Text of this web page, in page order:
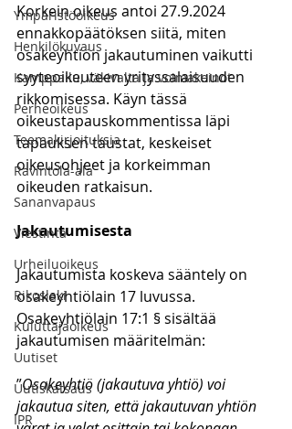
Ympäristöoikeus
Henkilökuvaus
Kamppailu, väkivalta ja voimakeinot
Perheoikeus
Teemakirjoituksia
Ravintola-ala
Sananvapaus
Viestintä
Urheiluoikeus
Rikoslaki
Kuluttajaoikeus
Uutiset
Uutiskatsaus
IPR
Korkein oikeus antoi 27.9.2024
ennakkopäätöksen siitä, miten
osakeyhtiön jakautuminen vaikutti
syyteoikeuteen yrityssalaisuuden
rikkomisessa. Käyn tässä
oikeustapauskommentissa läpi
tapauksen taustat, keskeiset
oikeusohjeet ja korkeimman
oikeuden ratkaisun.
Jakautumisesta
Jakautumista koskeva sääntely on
osakeyhtiölain 17 luvussa.
Osakeyhtiölain 17:1 § sisältää
jakautumisen määritelmän:
”Osakeyhtiö (jakautuva yhtiö) voi
jakautua siten, että jakautuvan yhtiön